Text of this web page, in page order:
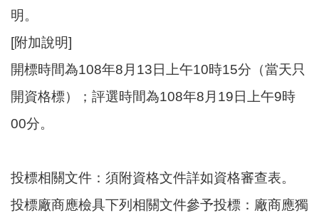
明。
[附加說明]
開標時間為108年8月13日上午10時15分（當天只
開資格標）；評選時間為108年8月19日上午9時
00分。
投標相關文件：須附資格文件詳如資格審查表。
投標廠商應檢具下列相關文件參予投標：廠商應獨